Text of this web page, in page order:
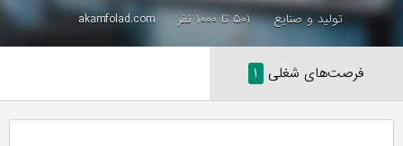
تولید و صنایع ۵۰۱ تا ۱۰۰۰ نفر akamfolad.com
فرصت‌های شغلی ۱